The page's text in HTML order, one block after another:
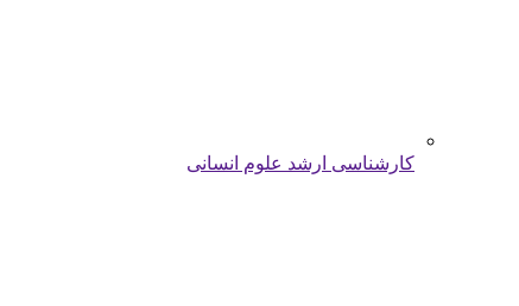
کارشناسی ارشد علوم انسانی